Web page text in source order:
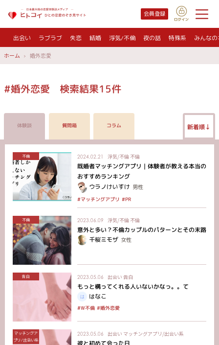
会員登録
出会い ラブラブ 失恋 結婚 浮気/不倫 夜の話 特殊系 みんな
ホーム 婚外恋愛
#婚外恋愛 検索結果15件
体験談 質問箱 コラム 新着順↓
不倫 2024.02.21 浮気/不倫 不倫
既婚者マッチングアプリ｜体験者が教える本当の
おすすめランキング
ウラノけいすけ 男性
#マッチングアプリ #PR
不倫 2023.06.09 浮気/不倫 不倫
意外と多い？不倫カップルのパターンとその末路
千桜ミモザ 女性
告白 2023.05.06 出会い 告白
もっと構ってくれる人いないかなっ。。て
はなこ
#W不倫 #婚外恋愛
マッチングア
プリ/出会い系
2023.05.06 出会い マッチングアプリ/出会い系
彼と初めて会った日